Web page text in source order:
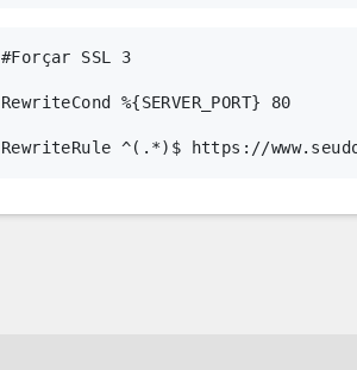
#Forçar SSL 3
RewriteCond %{SERVER_PORT} 80